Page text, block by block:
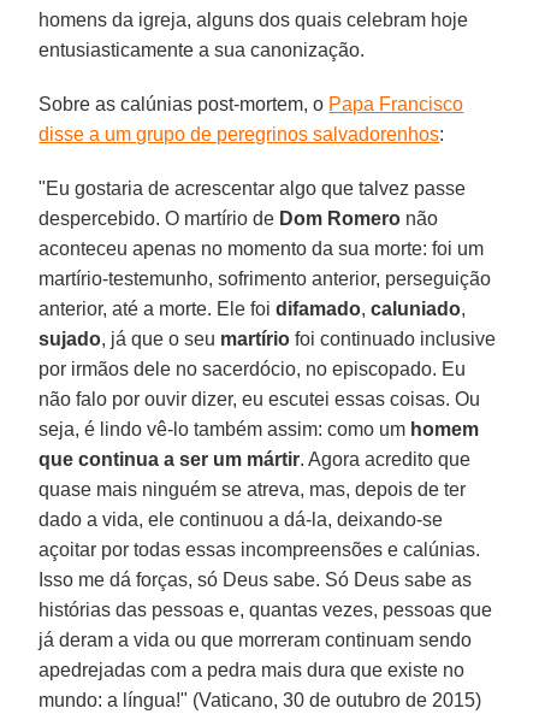
homens da igreja, alguns dos quais celebram hoje
entusiasticamente a sua canonização.
Sobre as calúnias post-mortem, o Papa Francisco
disse a um grupo de peregrinos salvadorenhos:
"Eu gostaria de acrescentar algo que talvez passe
despercebido. O martírio de Dom Romero não
aconteceu apenas no momento da sua morte: foi um
martírio-testemunho, sofrimento anterior, perseguição
anterior, até a morte. Ele foidifamado,caluniado,
sujado, já que o seu martírio foi continuado inclusive
por irmãos dele no sacerdócio, no episcopado. Eu
não falo por ouvir dizer, eu escutei essas coisas. Ou
seja, é lindo vê-lo também assim: como um homem
que continua a ser um mártir. Agora acredito que
quase mais ninguém se atreva, mas, depois de ter
dado a vida, ele continuou a dá-la, deixando-se
açoitar por todas essas incompreensões e calúnias.
Isso me dá forças, só Deus sabe. Só Deus sabe as
histórias das pessoas e, quantas vezes, pessoas que
já deram a vida ou que morreram continuam sendo
apedrejadas com a pedra mais dura que existe no
mundo: a língua!" (Vaticano, 30 de outubro de 2015)